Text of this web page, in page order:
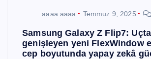
aaaa aaaa Temmuz 9, 2025
Samsung Galaxy Z Flip7:
genişleyen yeni FlexWindow
cep boyutunda yapay zekâ